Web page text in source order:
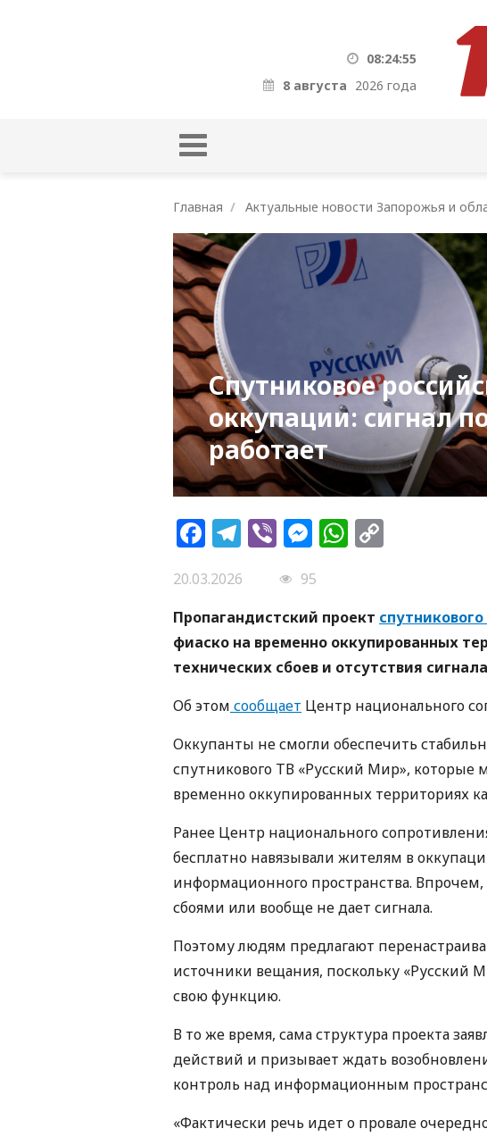
08:24:56
8 августа 2026 года
Главная Актуальные новости Запорожья и
Спутниковое
оккупации: сигнал
работает
Facebook
Telegram
ViberMessenger
WhatsApp
20.03.2026
95
Пропагандистский проект
фиаско на временно оккупированных
технических сбоев и отсутствия
Об этом сообщает Центр национального
Оккупанты не смогли обеспечить
спутникового ТВ «Русский Мир», которые
временно оккупированных территориях
Ранее Центр национального
бесплатно навязывали жителям в
информационного пространства. Впрочем,
сбоями или вообще не дает сигнала.
Поэтому людям предлагают
источники вещания, поскольку «Русский
свою функцию.
В то же время, сама структура проекта
действий и призывает ждать
контроль над информационным
«Фактически речь идет о провале